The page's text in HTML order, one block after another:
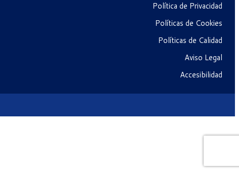
Política de Privacidad
Políticas de Cookies
Políticas de Calidad
Aviso Legal
Accesibilidad